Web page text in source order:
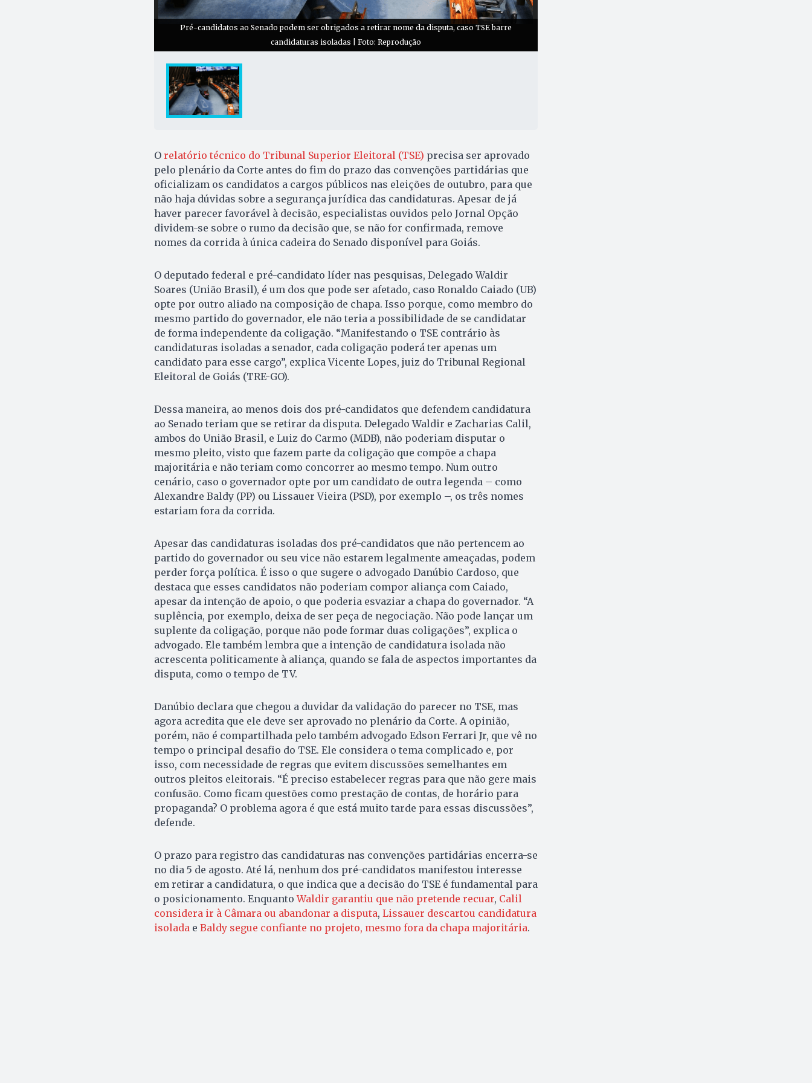
Pré-candidatos ao Senado podem ser obrigados a retirar nome da disputa, caso TSE barre
candidaturas isoladas | Foto: Reprodução
O relatório técnico do Tribunal Superior Eleitoral (TSE) precisa ser aprovado
pelo plenário da Corte antes do fim do prazo das convenções partidárias que
oficializam os candidatos a cargos públicos nas eleições de outubro, para que
não haja dúvidas sobre a segurança jurídica das candidaturas. Apesar de já
haver parecer favorável à decisão, especialistas ouvidos pelo Jornal Opção
dividem-se sobre o rumo da decisão que, se não for confirmada, remove
nomes da corrida à única cadeira do Senado disponível para Goiás.
O deputado federal e pré-candidato líder nas pesquisas, Delegado Waldir
Soares (União Brasil), é um dos que pode ser afetado, caso Ronaldo Caiado (UB)
opte por outro aliado na composição de chapa. Isso porque, como membro do
mesmo partido do governador, ele não teria a possibilidade de se candidatar
de forma independente da coligação. “Manifestando o TSE contrário às
candidaturas isoladas a senador, cada coligação poderá ter apenas um
candidato para esse cargo”, explica Vicente Lopes, juiz do Tribunal Regional
Eleitoral de Goiás (TRE-GO).
Dessa maneira, ao menos dois dos pré-candidatos que defendem candidatura
ao Senado teriam que se retirar da disputa. Delegado Waldir e Zacharias Calil,
ambos do União Brasil, e Luiz do Carmo (MDB), não poderiam disputar o
mesmo pleito, visto que fazem parte da coligação que compõe a chapa
majoritária e não teriam como concorrer ao mesmo tempo. Num outro
cenário, caso o governador opte por um candidato de outra legenda – como
Alexandre Baldy (PP) ou Lissauer Vieira (PSD), por exemplo –, os três nomes
estariam fora da corrida.
Apesar das candidaturas isoladas dos pré-candidatos que não pertencem ao
partido do governador ou seu vice não estarem legalmente ameaçadas, podem
perder força política. É isso o que sugere o advogado Danúbio Cardoso, que
destaca que esses candidatos não poderiam compor aliança com Caiado,
apesar da intenção de apoio, o que poderia esvaziar a chapa do governador. “A
suplência, por exemplo, deixa de ser peça de negociação. Não pode lançar um
suplente da coligação, porque não pode formar duas coligações”, explica o
advogado. Ele também lembra que a intenção de candidatura isolada não
acrescenta politicamente à aliança, quando se fala de aspectos importantes da
disputa, como o tempo de TV.
Danúbio declara que chegou a duvidar da validação do parecer no TSE, mas
agora acredita que ele deve ser aprovado no plenário da Corte. A opinião,
porém, não é compartilhada pelo também advogado Edson Ferrari Jr, que vê no
tempo o principal desafio do TSE. Ele considera o tema complicado e, por
isso, com necessidade de regras que evitem discussões semelhantes em
outros pleitos eleitorais. “É preciso estabelecer regras para que não gere mais
confusão. Como ficam questões como prestação de contas, de horário para
propaganda? O problema agora é que está muito tarde para essas discussões”,
defende.
O prazo para registro das candidaturas nas convenções partidárias encerra-se
no dia 5 de agosto. Até lá, nenhum dos pré-candidatos manifestou interesse
em retirar a candidatura, o que indica que a decisão do TSE é fundamental para
o posicionamento. EnquantoWaldir garantiu que não pretende recuar, Calil
considera ir à Câmara ou abandonar a disputa, Lissauer descartou candidatura
isoladae Baldy segue confiante no projeto, mesmo fora da chapa majoritária.